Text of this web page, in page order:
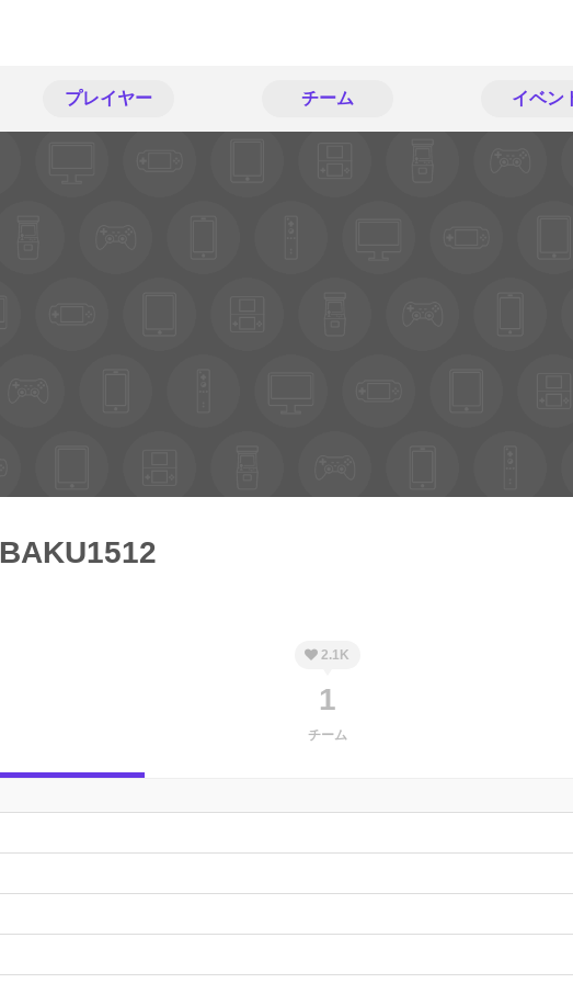
プレイヤー チーム イベン
BAKU1512
2.1K
1
チーム